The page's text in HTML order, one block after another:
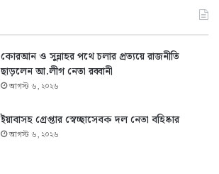
কোরআন ও সুন্নাহর পথে চলার প্রত্যয়ে রাজনীতি
ছাড়লেন আ.লীগ নেতা রব্বানী
আগস্ট ৬, ২০২৬
ইয়াবাসহ গ্রেপ্তার স্বেচ্ছাসেবক দল নেতা বহিষ্কার
আগস্ট ৬, ২০২৬